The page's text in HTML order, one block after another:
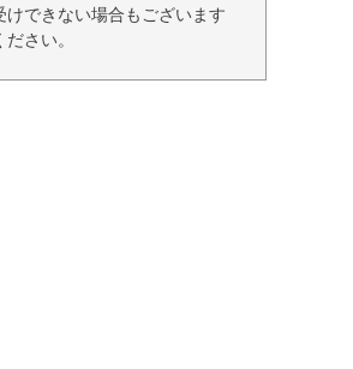
けできない場合もございます
さい。